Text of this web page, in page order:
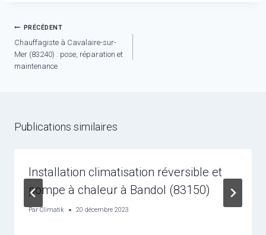
Navigation
de
l’article
PRÉCÉDENT
Chauffagiste à Cavalaire-sur-
Mer (83240) : pose, réparation et
maintenance
Publications similaires
Installation climatisation réversible et
pompe à chaleur à Bandol (83150)
Par Climatik 20 décembre 2023